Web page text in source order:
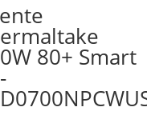
80+ Smart